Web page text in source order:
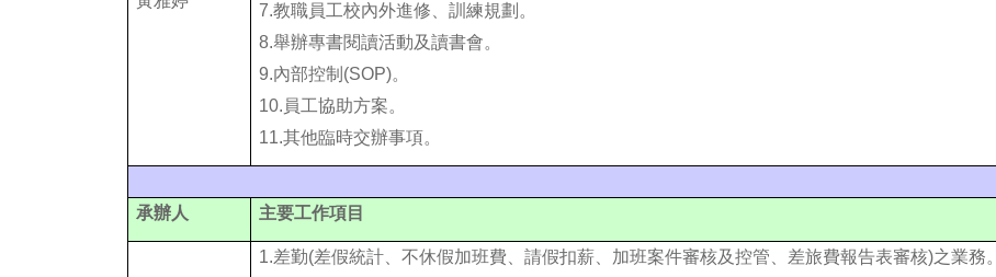
7.教職員工校內外進修、訓練規劃。
8.舉辦專書閱讀活動及讀書會。
9.內部控制(SOP)。
10.員工協助方案。
11.其他臨時交辦事項。
承辦人 主要工作項目
1.差勤(差假統計、不休假加班費、請假扣薪、加班案件審核及控管、差旅費報告表審核)之業務。